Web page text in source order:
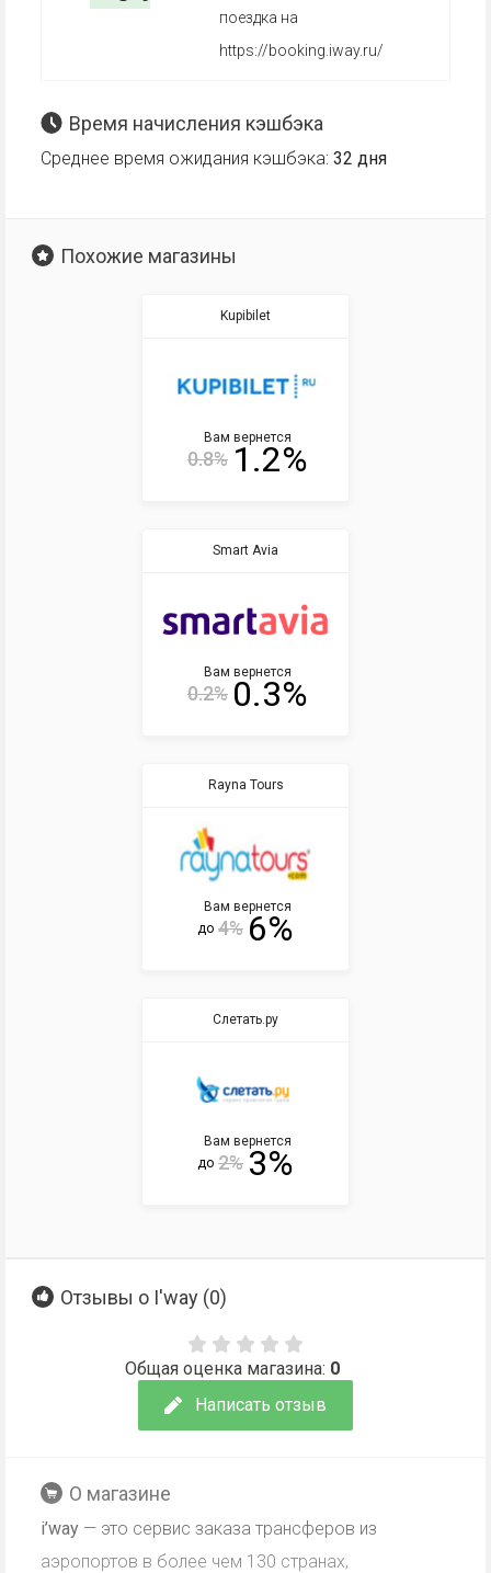
поездка на
https://booking.iway.ru/
Время начисления кэшбэка
Среднее время ожидания кэшбэка: 32 дня
Похожие магазины
Kupibilet
Вам вернется
0.8% 1.2%
Smart Avia
Вам вернется
0.2% 0.3%
Rayna Tours
Вам вернется
до 4% 6%
Слетать.ру
Вам вернется
до 2% 3%
Отзывы о I'way (0)
Написать отзыв
Общая оценка магазина: 0
О магазине
i’way — это сервис заказа трансферов из
аэропортов в более чем 130 странах,